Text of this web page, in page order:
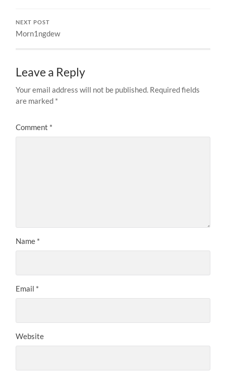
NEXT POST
Morn1ngdew
Leave a Reply
Your email address will not be published. Required fields
are marked *
Comment *
Name *
Email *
Website